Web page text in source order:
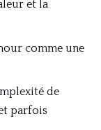
et la
comme une
de
parfois